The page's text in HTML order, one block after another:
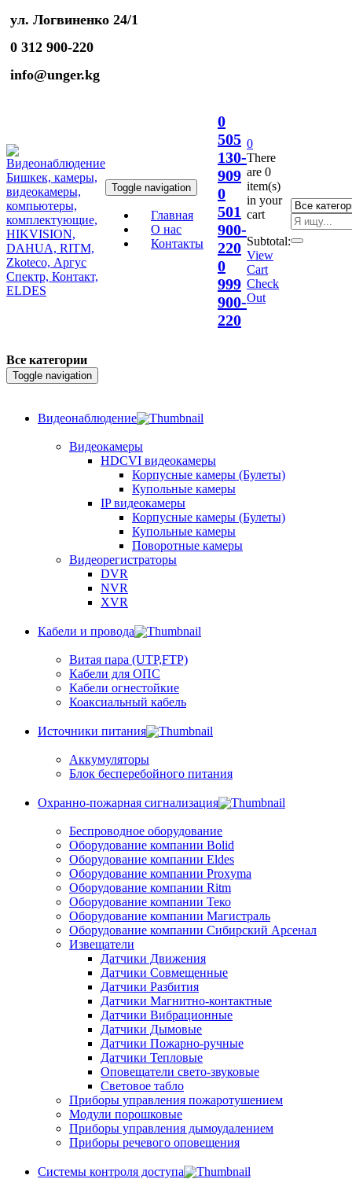
ул. Логвиненко 24/1
0 312 900-220
info@unger.kg
Toggle navigation
Главная
О нас
Контакты
0
505
130-
909
0
501
900-
220
0
999
900-
220
0
There
are 0
item(s)
in your
cart
Subtotal:
View
Cart
Check
Out
Все категории
Toggle navigation
Видеонаблюдение
Видеокамеры
HDCVI видеокамеры
Корпусные камеры (Булеты)
Купольные камеры
IP видеокамеры
Корпусные камеры (Булеты)
Купольные камеры
Поворотные камеры
Видеорегистраторы
DVR
NVR
XVR
Кабели и провода
Витая пара (UTP,FTP)
Кабели для ОПС
Кабели огнестойкие
Коаксиальный кабель
Источники питания
Аккумуляторы
Блок бесперебойного питания
Охранно-пожарная сигнализация
Беспроводное оборудование
Оборудование компании Bolid
Оборудование компании Eldes
Оборудование компании Proxyma
Оборудование компании Ritm
Оборудование компании Теко
Оборудование компании Магистраль
Оборудование компании Сибирский Арсенал
Извещатели
Датчики Движения
Датчики Совмещенные
Датчики Разбития
Датчики Магнитно-контактные
Датчики Вибрационные
Датчики Дымовые
Датчики Пожарно-ручные
Датчики Тепловые
Оповещатели свето-звуковые
Световое табло
Приборы управления пожаротушением
Модули порошковые
Приборы управления дымоудалением
Приборы речевого оповещения
Системы контроля доступа